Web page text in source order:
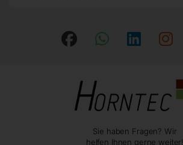
Sie haben Fragen? Wir
helfen Ihnen gerne weiter!